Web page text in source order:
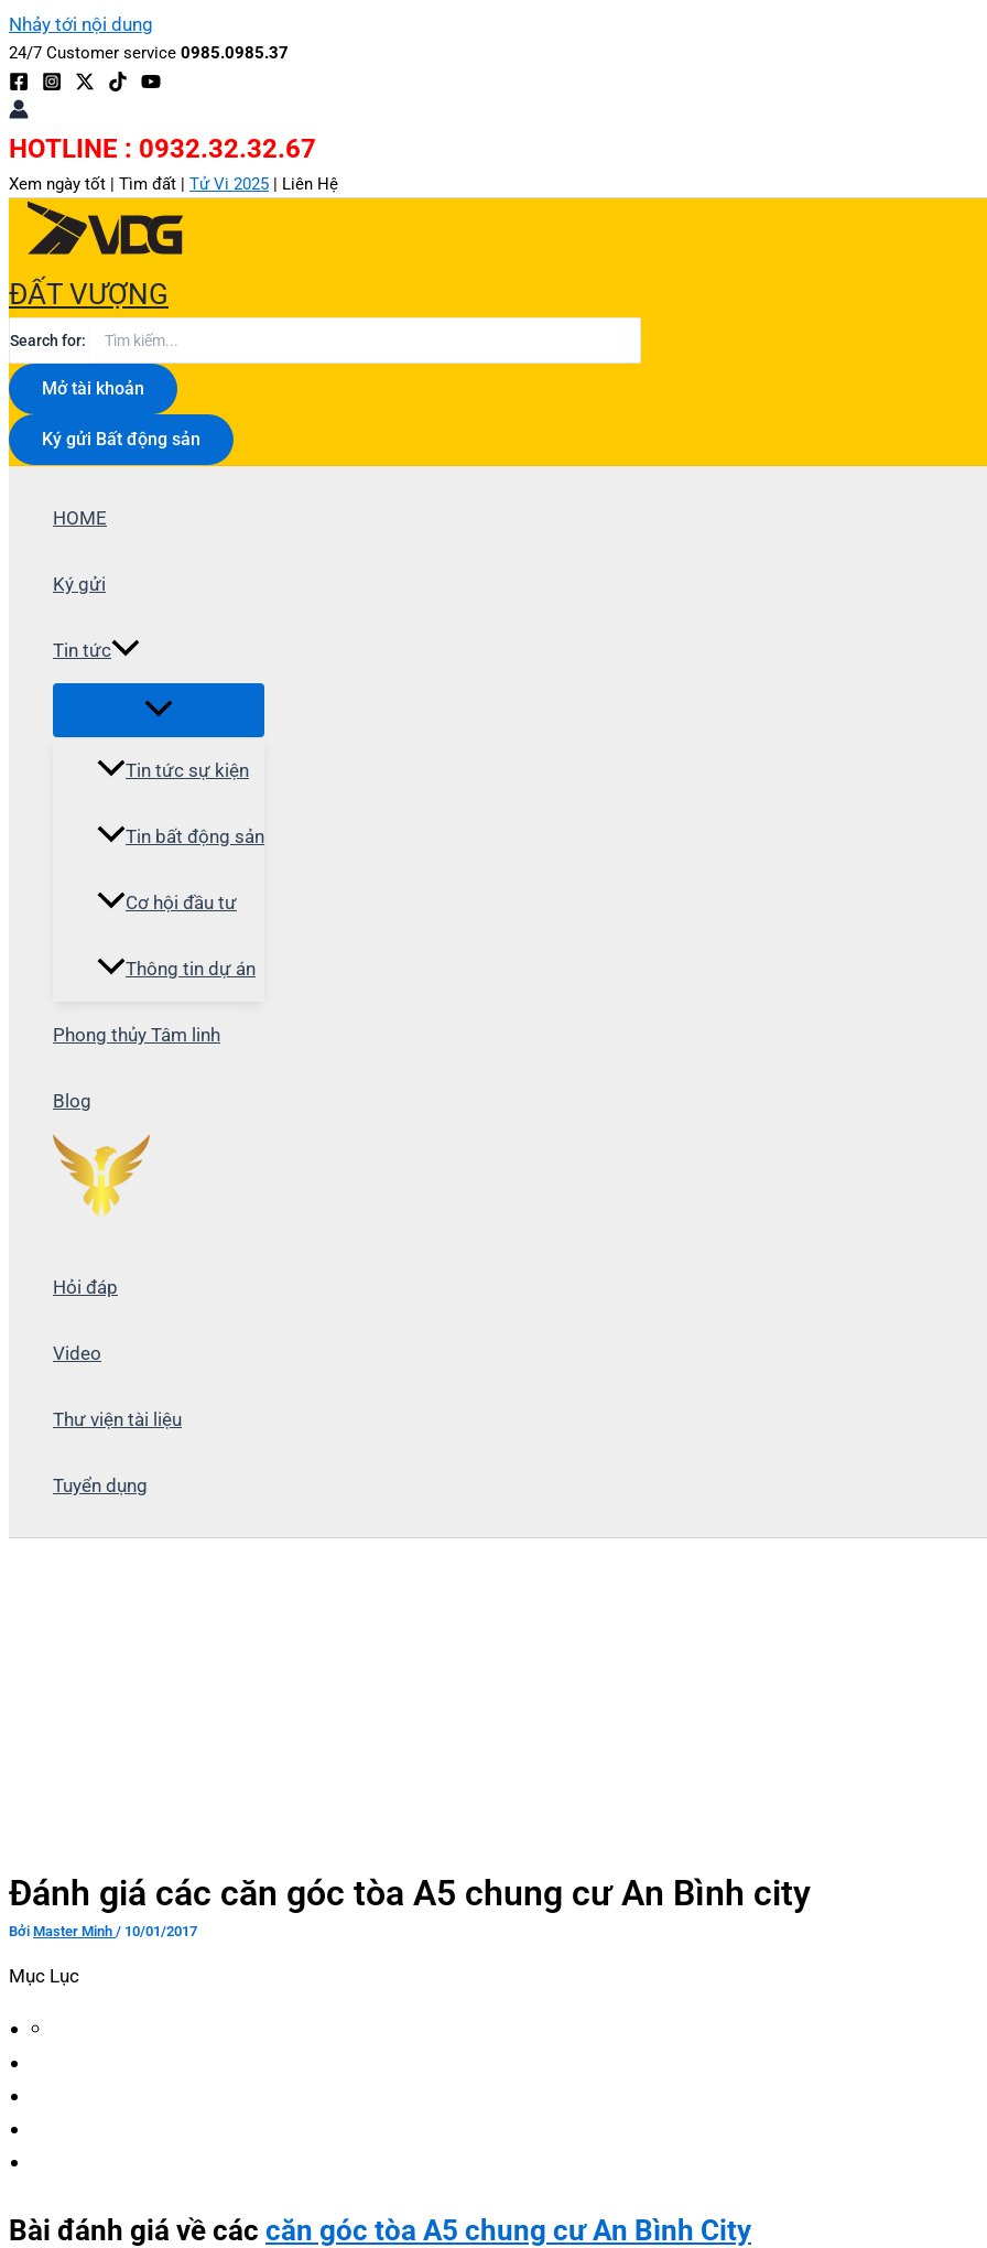
Nhảy tới nội dung
24/7 Customer service 0985.0985.37
HOTLINE : 0932.32.32.67
Xem ngày tốt | Tìm đất | Tử Vi 2025 | Liên Hệ
ĐẤT VƯỢNG
Search for:
Mở tài khoản
Ký gửi Bất động sản
HOME
Ký gửi
Tin tức
Tin tức sự kiện
Tin bất động sản
Cơ hội đầu tư
Thông tin dự án
Phong thủy Tâm linh
Blog
Hỏi đáp
Video
Thư viện tài liệu
Tuyển dụng
Đánh giá các căn góc tòa A5 chung cư An Bình city
Bởi Master Minh / 10/01/2017
Mục Lục
Bài đánh giá về các căn góc tòa A5 chung cư An Bình City